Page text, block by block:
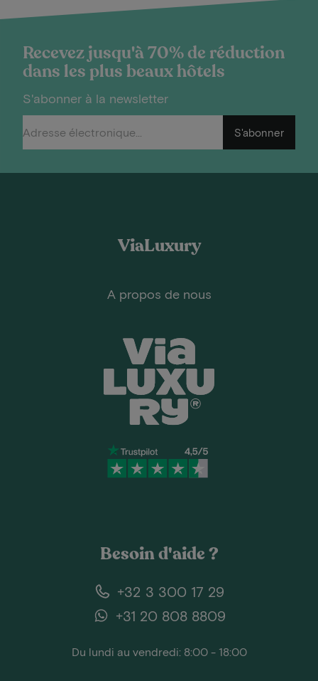
Recevez jusqu'à 70% de réduction
dans les plus beaux hôtels
S'abonner à la newsletter
S'abonner
ViaLuxury
A propos de nous
Besoin d'aide ?
+32 3 300 17 29
+31 20 808 8809
Du lundi au vendredi: 8:00 - 18:00